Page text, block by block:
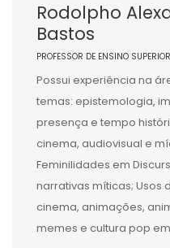
Rodolpho
Bastos
PROFESSOR DE ENSINO SUPERIOR
Possui experiência na
temas: epistemologia,
presença e tempo
cinema, audiovisual e
Feminilidades em
narrativas míticas; Usos
cinema, animações,
memes e cultura pop